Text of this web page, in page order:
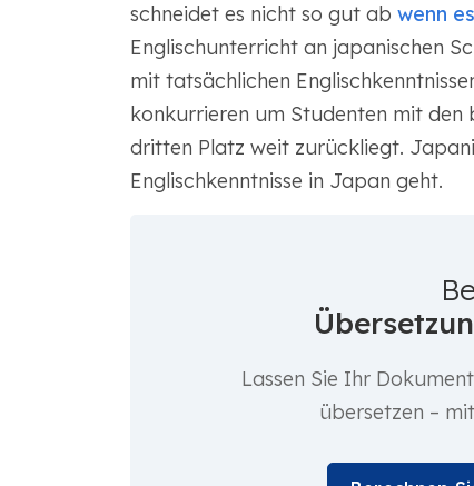
schneidet es nicht so gut ab wenn
Englischunterricht an japanischen
mit tatsächlichen
konkurrieren um Studenten mit den
dritten Platz weit zurückliegt.
Englischkenntnisse in Japan geht.
Lassen Sie Ihr
übersetzen – mit